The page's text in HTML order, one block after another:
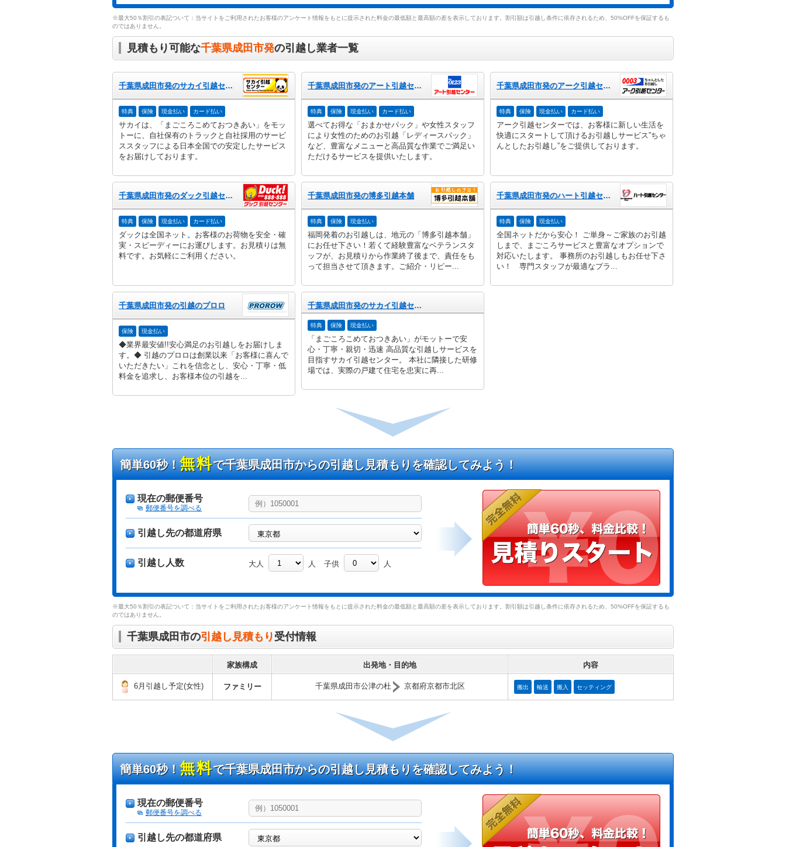
※最大50％割引の表記ついて：当サイトをご利用されたお客様のアンケート情報をもとに提示された料金の最低額と最高額の差を表示しております。割引額は引越し条件に依存されるため、50%OFFを保証するも
のではありません。
見積もり可能な千葉県成田市発の引越し業者一覧
千葉県成田市発のサカイ引越センター
特典 保険 現金払い カード払い
サカイは、「まごころこめておつきあい」をモッ
トーに、自社保有のトラックと自社採用のサービ
ススタッフによる日本全国での安定したサービス
をお届けしております。
千葉県成田市発のアート引越センター
特典 保険 現金払い カード払い
選べてお得な「おまかせパック」や女性スタッフ
により女性のためのお引越「レディースパック」
など、豊富なメニューと高品質な作業でご満足い
ただけるサービスを提供いたします。
千葉県成田市発のアーク引越センター
特典 保険 現金払い カード払い
アーク引越センターでは、お客様に新しい生活を
快適にスタートして頂けるお引越しサービス”ちゃ
んとしたお引越し”をご提供しております。
千葉県成田市発のダック引越センター
特典 保険 現金払い カード払い
ダックは全国ネット。お客様のお荷物を安全・確
実・スピーディーにお運びします。お見積りは無
料です。お気軽にご利用ください。
千葉県成田市発の博多引越本舗
特典 保険 現金払い
福岡発着のお引越しは、地元の「博多引越本舗」
にお任せ下さい！若くて経験豊富なベテランスタ
ッフが、お見積りから作業終了後まで、責任をも
って担当させて頂きます。ご紹介・リピー...
千葉県成田市発のハート引越センター
特典 保険 現金払い
全国ネットだから安心！ ご単身～ご家族のお引越
しまで、まごころサービスと豊富なオプションで
対応いたします。 事務所のお引越しもお任せ下さ
い！ 専門スタッフが最適なプラ...
千葉県成田市発の引越のプロロ
保険 現金払い
◆業界最安値!!安心満足のお引越しをお届けしま
す。◆ 引越のプロロは創業以来「お客様に喜んで
いただきたい」これを信念とし、安心・丁寧・低
料金を追求し、お客様本位の引越を...
千葉県成田市発のサカイ引越センター
特典 保険 現金払い
「まごころこめておつきあい」がモットーで安
心・丁寧・親切・迅速 高品質な引越しサービスを
目指すサカイ引越センター。 本社に隣接した研修
場では、実際の戸建て住宅を忠実に再...
簡単60秒！無料で千葉県成田市からの引越し見積もりを確認してみよう！
現在の郵便番号
郵便番号を調べる
引越し先の都道府県
引越し人数 大人 人 子供 人
※最大50％割引の表記ついて：当サイトをご利用されたお客様のアンケート情報をもとに提示された料金の最低額と最高額の差を表示しております。割引額は引越し条件に依存されるため、50%OFFを保証するも
のではありません。
千葉県成田市の引越し見積もり 受付情報
家族構成 出発地・目的地 内容
6月引越し予定(女性) ファミリー 千葉県成田市公津の杜 京都府京都市北区 搬出 輸送 搬入 セッティング
簡単60秒！無料で千葉県成田市からの引越し見積もりを確認してみよう！
現在の郵便番号
郵便番号を調べる
引越し先の都道府県